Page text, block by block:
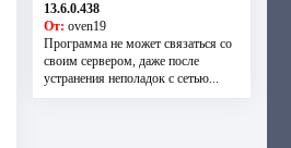
13.6.0.438
От: oven19
Программа не может связаться со
своим сервером, даже после
устранения неполадок с сетью...